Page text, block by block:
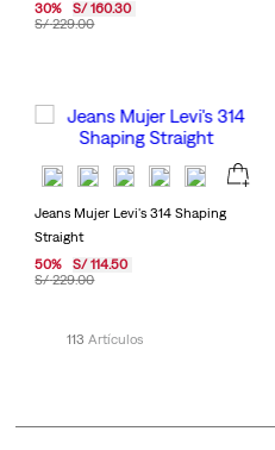
S/ 229.00
30% S/ 160.30
Jeans Mujer Levi's 314 Shaping
Straight
S/ 229.00
50% S/ 114.50
113